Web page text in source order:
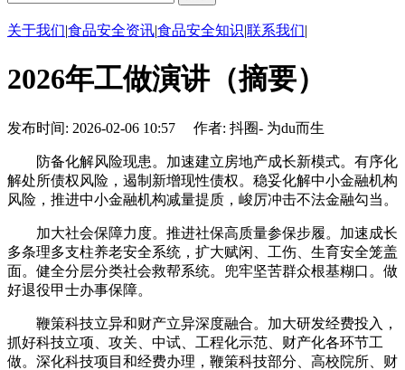
关于我们|食品安全资讯|食品安全知识|联系我们|
2026年工做演讲（摘要）
发布时间: 2026-02-06 10:57 作者: 抖圈- 为du而生
防备化解风险现患。加速建立房地产成长新模式。有序化
解处所债权风险，遏制新增现性债权。稳妥化解中小金融机构
风险，推进中小金融机构减量提质，峻厉冲击不法金融勾当。
加大社会保障力度。推进社保高质量参保步履。加速成长
多条理多支柱养老安全系统，扩大赋闲、工伤、生育安全笼盖
面。健全分层分类社会救帮系统。兜牢坚苦群众根基糊口。做
好退役甲士办事保障。
鞭策科技立异和财产立异深度融合。加大研发经费投入，
抓好科技立项、攻关、中试、工程化示范、财产化各环节工
做。深化科技项目和经费办理，鞭策科技部分、高校院所、财